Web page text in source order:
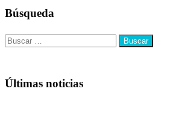
Búsqueda
Buscar:
Últimas noticias